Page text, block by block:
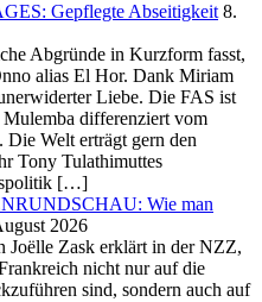
Gepflegte Abseitigkeit 8.
Abgründe in Kurzform fasst,
alias El Hor. Dank Miriam
Liebe. Die FAS ist
differenziert vom
Die Welt erträgt gern den
Tony Tulathimuttes
[…]
Wie man
2026
Joëlle Zask erklärt in der NZZ,
nicht nur auf die
sind, sondern auch auf